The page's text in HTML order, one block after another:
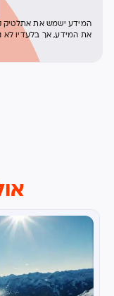
המידע ישמש את אתלטיק
את המידע, אך בלעדיו לא